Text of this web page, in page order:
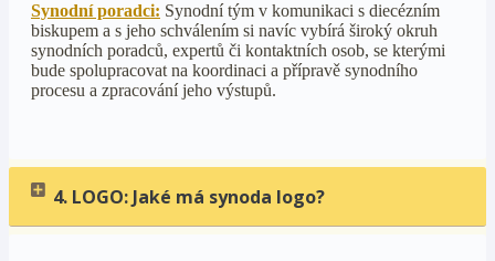
Synodní poradci: Synodní tým v komunikaci s diecézním
biskupem a s jeho schválením si navíc vybírá široký okruh
synodních poradců, expertů či kontaktních osob, se kterými
bude spolupracovat na koordinaci a přípravě synodního
procesu a zpracování jeho výstupů.
4. LOGO: Jaké má synoda logo?